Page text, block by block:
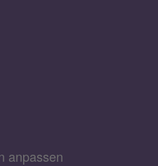
anpassen